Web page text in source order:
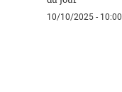
10/10/2025 - 10:00